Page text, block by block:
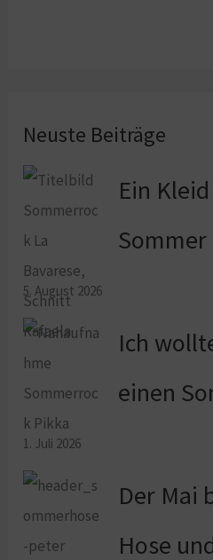
Neuste Beiträge
Ein
Sommer
5. August 2026
Ich
einen
1. Juli 2026
Der Mai
Hose